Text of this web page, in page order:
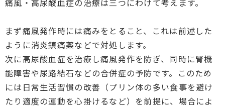
痛風・高尿酸血症の治療は三つにわけて考えます。
まず痛風発作時には痛みをとること、これは前述した
ように消炎鎮痛薬などで対処します。
次に高尿酸血症を治療し痛風発作を防ぎ、同時に腎機
能障害や尿路結石などの合併症の予防です。このため
には日常生活習慣の改善（プリン体の多い食事を避け
たり適度の運動を心掛けるなど）を前提に、場合によ